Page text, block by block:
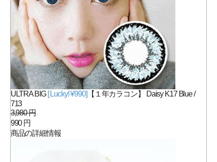
ULTRA BIG [ Lucky! ¥990] 【１年カラコン】 Daisy K17 Blue /
713
3,980 円
990 円
商品の詳細情報